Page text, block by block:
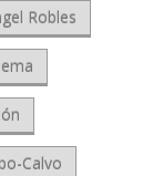
Robles
Calvo